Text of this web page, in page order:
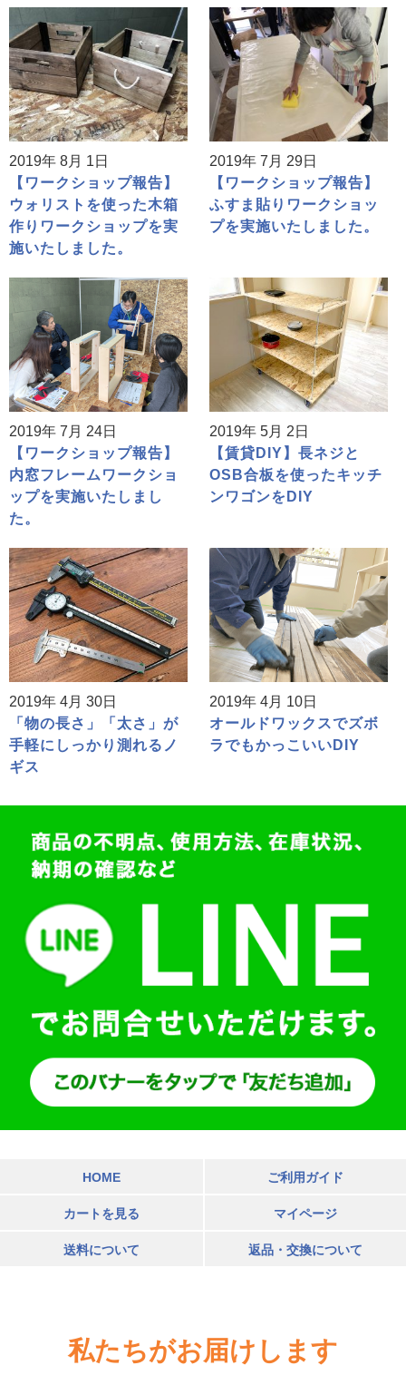
2019年 8月 1日
【ワークショップ報告】
ウォリストを使った木箱
作りワークショップを実
施いたしました。
2019年 7月 29日
【ワークショップ報告】
ふすま貼りワークショッ
プを実施いたしました。
2019年 7月 24日
【ワークショップ報告】
内窓フレームワークショ
ップを実施いたしまし
た。
2019年 5月 2日
【賃貸DIY】長ネジと
OSB合板を使ったキッチ
ンワゴンをDIY
2019年 4月 30日
「物の長さ」「太さ」が
手軽にしっかり測れるノ
ギス
2019年 4月 10日
オールドワックスでズボ
ラでもかっこいいDIY
HOME ご利用ガイド
カートを見る マイページ
送料について 返品・交換について
私たちがお届けします